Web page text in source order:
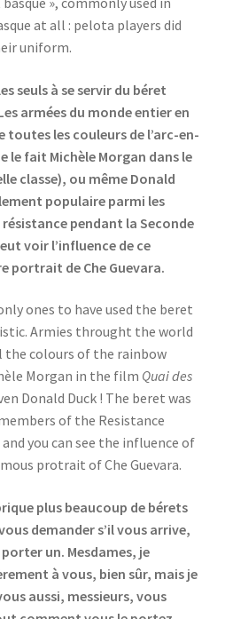
at all : pelota players did
uniform.
seuls à se servir du béret
armées du monde entier en
les couleurs de l’arc-en-
le fait Michèle Morgan dans le
classe), ou même Donald
populaire parmi les
résistance pendant la Seconde
voir l’influence de ce
portrait de Che Guevara.
ones to have used the beret
Armies throught the world
colours of the rainbow
Morgan in the film Quai des
Donald Duck ! The beret was
of the Resistance
you can see the influence of
protrait of Che Guevara.
plus beaucoup de bérets
demander s’il vous arrive,
un. Mesdames, je
à vous, bien sûr, mais je
aussi, messieurs, vous